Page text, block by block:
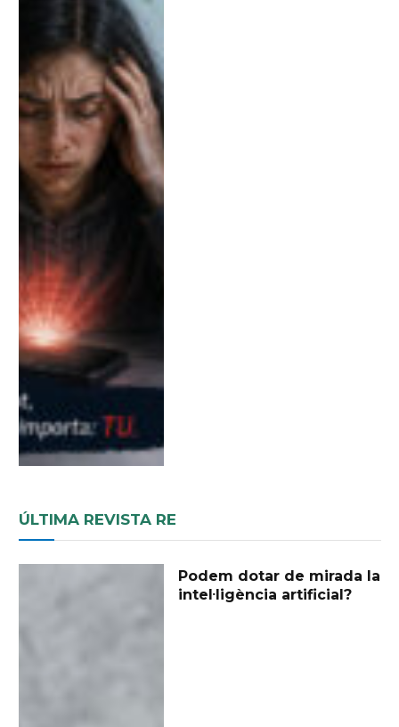
ÚLTIMA REVISTA RE
Podem dotar de mirada la
intel·ligència artificial?